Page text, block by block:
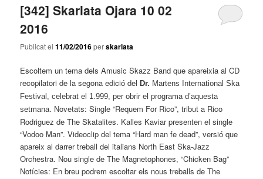
[342] Skarlata Ojara 10 02
2016
Publicat el11/02/2016perskarlata
Escoltem un tema dels Amusic Skazz Band que apareixia al CD
recopilatori de la segona edició delDr. Martens International Ska
Festival, celebrat el 1.999, per obrir el programa d’aquesta
setmana. Novetats: Single “Requem For Rico”, tribut a Rico
Rodriguez de The Skatalites. Kalles Kaviar presenten el single
“Vodoo Man”. Videoclip del tema “Hard man fe dead”, versió que
apareix al darrer treball del italians North East Ska-Jazz
Orchestra. Nou single de The Magnetophones, “Chicken Bag”
Notícies: En breu podrem escoltar els nous treballs de The